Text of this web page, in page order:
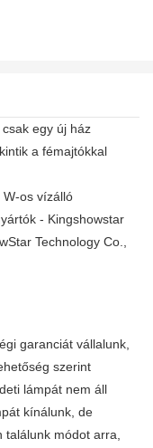
egy új ház
a fémajtókkal
garanciát vállalunk,
szerint
lámpát nem áll
kínálunk, de
módot arra,